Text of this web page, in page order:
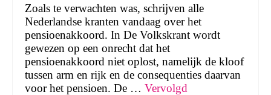
Zoals te verwachten was, schrijven alle
Nederlandse kranten vandaag over het
pensioenakkoord. In De Volkskrant wordt
gewezen op een onrecht dat het
pensioenakkoord niet oplost, namelijk de kloof
tussen arm en rijk en de consequenties daarvan
voor het pensioen. De … Vervolgd